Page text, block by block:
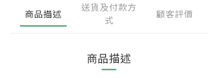
商品描述
送貨及付款方
式
顧客評價
商品描述